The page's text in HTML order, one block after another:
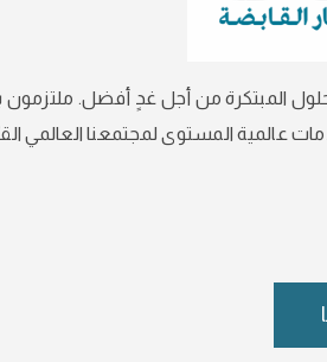
المبتكرة من أجل غدٍ أفضل. ملتزمون
عالمية المستوى لمجتمعنا العالمي